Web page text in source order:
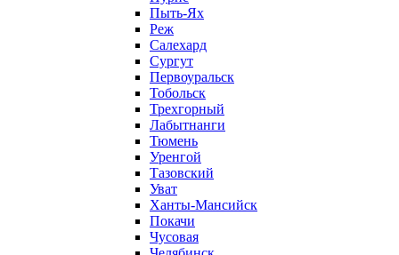
Пыть-Ях
Реж
Салехард
Сургут
Первоуральск
Тобольск
Трехгорный
Лабытнанги
Тюмень
Уренгой
Тазовский
Уват
Ханты-Мансийск
Покачи
Чусовая